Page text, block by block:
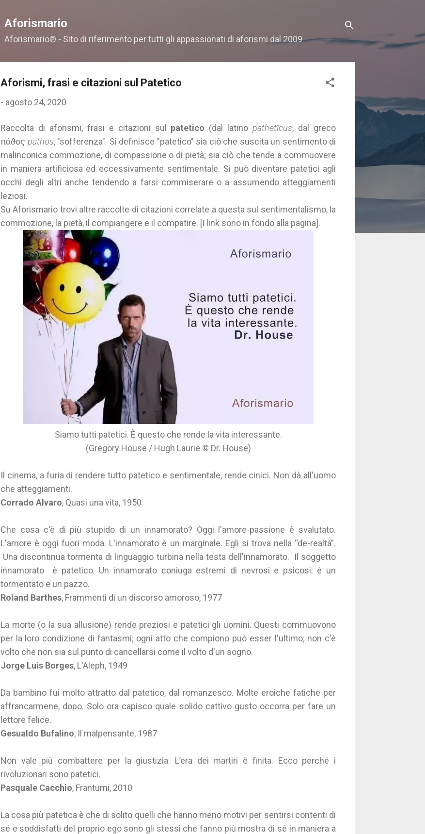
Aforismario
Aforismario® - Sito di riferimento per tutti gli appassionati di aforismi dal 2009
Aforismi, frasi e citazioni sul Patetico
- agosto 24, 2020
Raccolta di aforismi, frasi e citazioni sul patetico (dal latinopathetĭcus, dal greco
πάϑος pathos, "sofferenza". Si definisce "patetico" sia ciò che suscita un sentimento di
malinconica commozione, di compassione o di pietà; sia ciò che tende a commuovere
in maniera artificiosa ed eccessivamente sentimentale. Si può diventare patetici agli
occhi degli altri anche tendendo a farsi commiserare o a assumendo atteggiamenti
leziosi.
Su Aforismario trovi altre raccolte di citazioni correlate a questa sul sentimentalismo, la
commozione, la pietà, il compiangere e il compatire. [I link sono in fondo alla pagina].
Siamo tutti patetici. È questo che rende la vita interessante.
(Gregory House / Hugh Laurie © Dr. House)
Il cinema, a furia di rendere tutto patetico e sentimentale, rende cinici. Non dà all'uomo
che atteggiamenti.
Corrado Alvaro, Quasi una vita, 1950
Che cosa c'è di più stupido di un innamorato? Oggi l'amore-passione è svalutato.
L'amore è oggi fuori moda. L'innamorato è un marginale. Egli si trova nella “de-realtà”.
Una discontinua tormenta di linguaggio turbina nella testa dell'innamorato. Il soggetto
innamorato è patetico. Un innamorato coniuga estremi di nevrosi e psicosi: è un
tormentato e un pazzo.
Roland Barthes, Frammenti di un discorso amoroso, 1977
La morte (o la sua allusione) rende preziosi e patetici gli uomini. Questi commuovono
per la loro condizione di fantasmi; ogni atto che compiono può esser l'ultimo; non c'è
volto che non sia sul punto di cancellarsi come il volto d'un sogno.
Jorge Luis Borges, L'Aleph, 1949
Da bambino fui molto attratto dal patetico, dal romanzesco. Molte eroiche fatiche per
affrancarmene, dopo. Solo ora capisco quale solido cattivo gusto occorra per fare un
lettore felice.
Gesualdo Bufalino, Il malpensante, 1987
Non vale più combattere per la giustizia. L’era dei martiri è finita. Ecco perché i
rivoluzionari sono patetici.
Pasquale Cacchio, Frantumi, 2010
La cosa più patetica è che di solito quelli che hanno meno motivi per sentirsi contenti di
sé e soddisfatti del proprio ego sono gli stessi che fanno più mostra di sé in maniera a